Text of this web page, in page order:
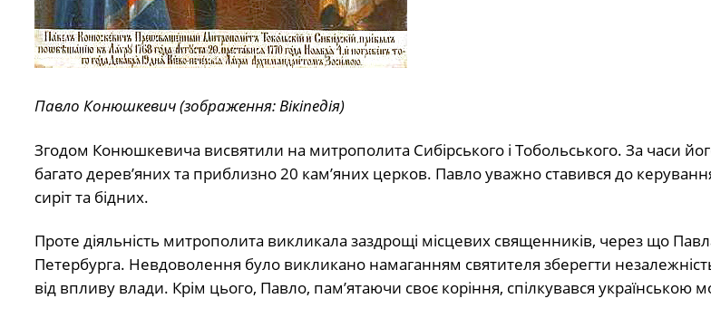
Павло Конюшкевич (зображення: Вікіпедія)
Згодом Конюшкевича висвятили на митрополита Сибірського і Тобольського. За часи
багато дерев’яних та приблизно 20 кам’яних церков. Павло уважно ставився до
сиріт та бідних.
Проте діяльність митрополита викликала заздрощі місцевих священників, через що
Петербурга. Невдоволення було викликано намаганням святителя зберегти
від впливу влади. Крім цього, Павло, пам’ятаючи своє коріння, спілкувався українською